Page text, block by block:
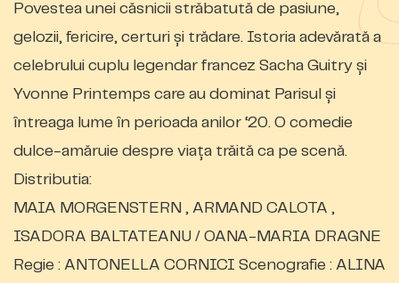
Povestea unei căsnicii străbatută de pasiune,
gelozii, fericire, certuri și trădare. Istoria adevărată a
celebrului cuplu legendar francez Sacha Guitry și
Yvonne Printemps care au dominat Parisul și
întreaga lume în perioada anilor ‘20. O comedie
dulce-amăruie despre viața trăită ca pe scenă.
Distributia:
MAIA MORGENSTERN , ARMAND CALOTA ,
ISADORA BALTATEANU / OANA-MARIA DRAGNE
Regie : ANTONELLA CORNICI Scenografie : ALINA